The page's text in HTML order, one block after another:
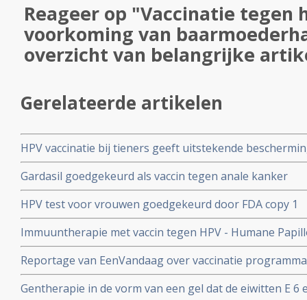
Reageer op "Vaccinatie tegen
voorkoming van
overzicht van belangrijke
Gerelateerde artikelen
HPV vaccinatie bij tieners geeft uitstekende
baarmoederhalskanker maar tieners in Engeland
Gardasil goedgekeurd als vaccin tegen anale kanker
HPV test voor vrouwen goedgekeurd door FDA copy 1
Immuuntherapie met vaccin tegen HPV - Humane
vulvakanker wordt getest bij al bestaande
Reportage van EenVandaag over vaccinatie
tegen baarmoederhalskanker was schandalig
Gentherapie in de vorm van een gel dat de eiwitten E 6